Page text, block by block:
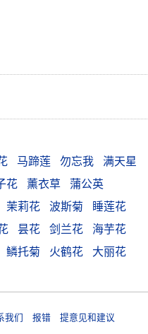
马蹄莲 勿忘我
满天星
花 薰衣草
蒲公英
茉莉花 波斯菊
睡莲花
昙花 剑兰花
海芋花
鳞托菊 火鹤花
大丽花
我们 报错 提意见和建议